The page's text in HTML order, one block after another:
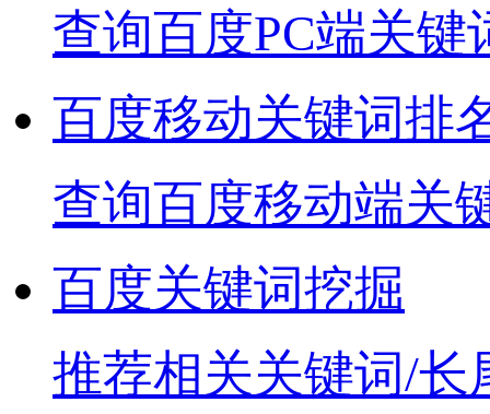
查询百度PC端关键
百度移动关键词排
查询百度移动端关
百度关键词挖掘
推荐相关关键词/长